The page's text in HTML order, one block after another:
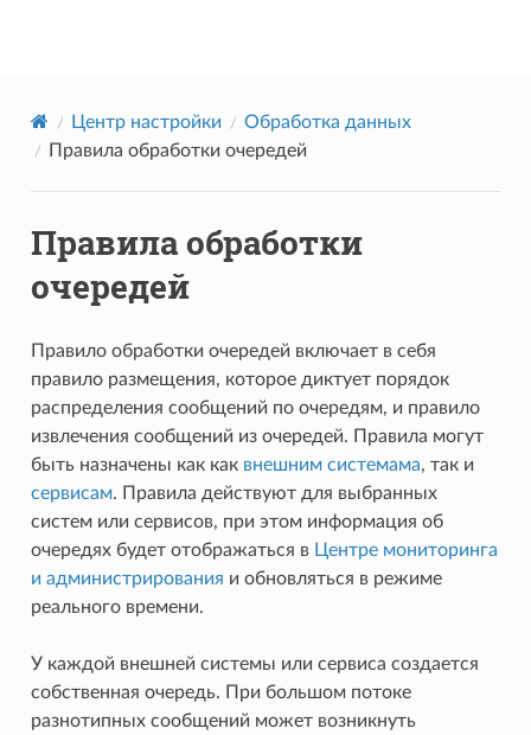
Центр настройки
Обработка данных
Правила обработки очередей
Правила обработки
очередей
Правило обработки очередей включает в себя
правило размещения, которое диктует порядок
распределения сообщений по очередям, и правило
извлечения сообщений из очередей. Правила могут
быть назначены как как внешним системама, так и
сервисам. Правила действуют для выбранных
систем или сервисов, при этом информация об
очередях будет отображаться в Центре мониторинга
и администрирования и обновляться в режиме
реального времени.
У каждой внешней системы или сервиса создается
собственная очередь. При большом потоке
разнотипных сообщений может возникнуть